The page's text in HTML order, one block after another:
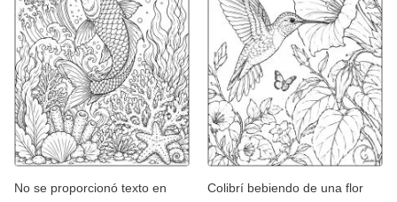
No se proporcionó texto en
Colibrí bebiendo de una flor